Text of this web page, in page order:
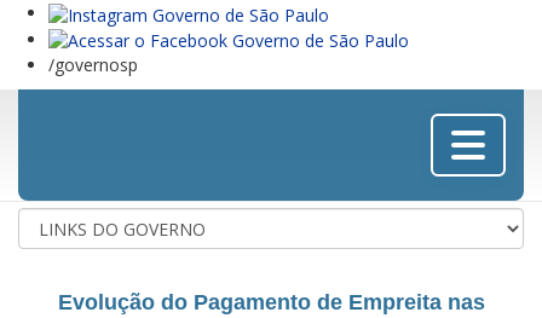
/governosp
Menu
Evolução do Pagamento de Empreita nas